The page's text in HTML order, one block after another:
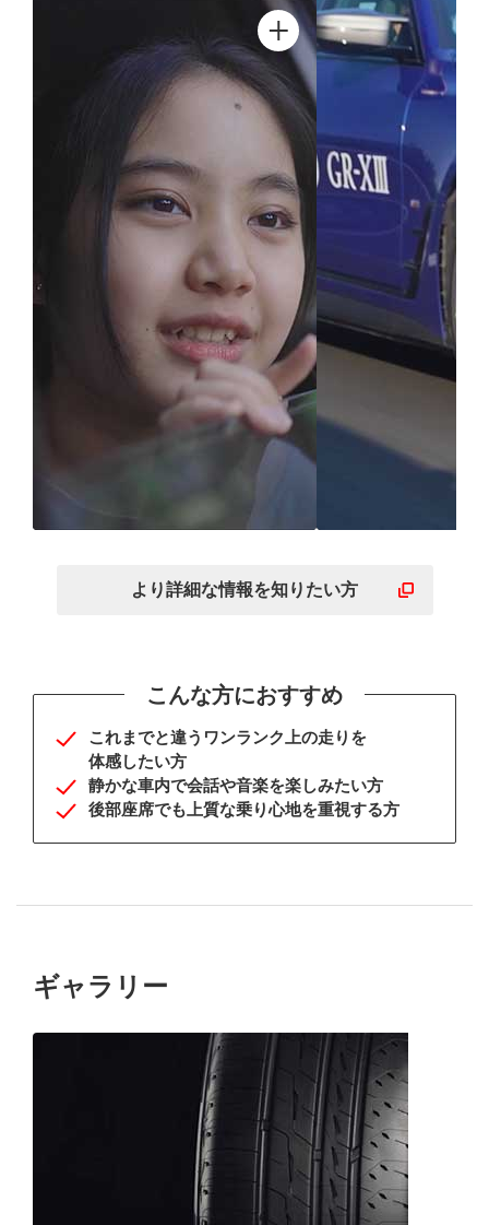
で家族で味わう快適空間
能が高いレベ
より詳細な情報を知りたい方
こんな方におすすめ
これまでと違う ワンランク上の走りを
体感したい方
静かな車内で会話や音楽を楽しみたい方
後部座席でも 上質な乗り心地を重視する方
ギャラリー